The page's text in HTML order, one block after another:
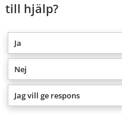
till hjälp?
Ja
Nej
Jag vill ge respons